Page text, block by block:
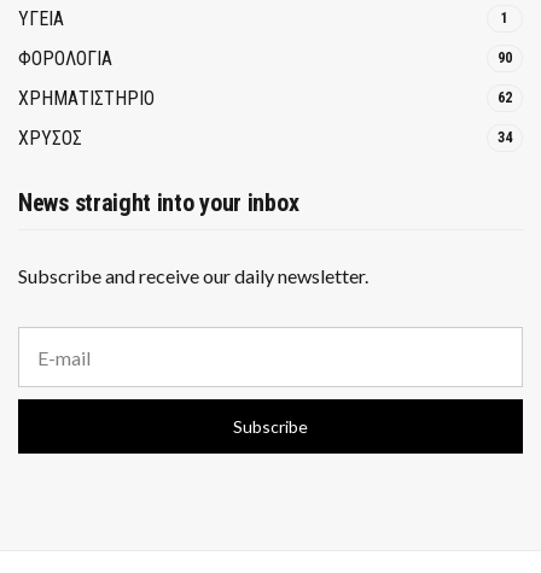
ΥΓΕΙΑ 1
ΦΟΡΟΛΟΓΙΑ 90
ΧΡΗΜΑΤΙΣΤΗΡΙΟ 62
ΧΡΥΣΟΣ 34
News straight into your inbox
Subscribe and receive our daily newsletter.
a
i
a
Subscribe